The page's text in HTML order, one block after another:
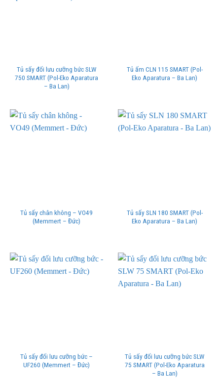
Tủ sấy đối lưu cưỡng bức SLW
750 SMART (Pol-Eko Aparatura
– Ba Lan)
Tủ ấm CLN 115 SMART (Pol-
Eko Aparatura – Ba Lan)
Tủ sấy chân không – VO49
(Memmert – Đức)
Tủ sấy SLN 180 SMART (Pol-
Eko Aparatura – Ba Lan)
Tủ sấy đối lưu cưỡng bức –
UF260 (Memmert – Đức)
Tủ sấy đối lưu cưỡng bức SLW
75 SMART (Pol-Eko Aparatura
– Ba Lan)